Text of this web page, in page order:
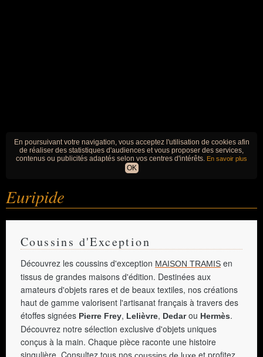
En poursuivant votre navigation, vous acceptez l'utilisation de cookies afin
de réaliser des statistiques d'audiences et vous proposer des services,
contenus ou publicités adaptés selon vos centres d'intérêts. En savoir plus
OK
Euripide
Coussins d'Exception
Découvrez les coussins d'exception MAISON TRAMIS en
tissus de grandes maisons d'édition. Destinées aux
amateurs d'objets rares et de beaux textiles, nos créations
haut de gamme valorisent l'artisanat français à travers des
étoffes signées Pierre Frey, Lelièvre, Dedarou Hermès.
Découvrez notre sélection exclusive d'objets uniques
conçus à la main. Chaque pièce raconte une histoire
singulière. Consultez tous nos
et profitez